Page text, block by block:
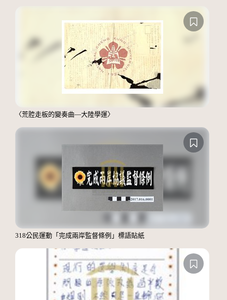
〈荒腔走板的變奏曲—大陸學運〉
318公民運動「完成兩岸監督條例」標語貼紙